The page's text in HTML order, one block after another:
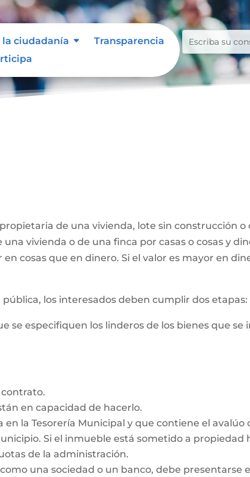
la ciudadanía
Transparencia
de una vivienda, lote sin construcción o
vivienda o de una finca por casas o cosas y
cosas que en dinero. Si el valor es mayor en
los interesados deben cumplir dos etapas:
se especifiquen los linderos de los bienes que se
en capacidad de hacerlo.
la Tesorería Municipal y que contiene el avalúo
Si el inmueble está sometido a propiedad
de la administración.
una sociedad o un banco, debe presentarse